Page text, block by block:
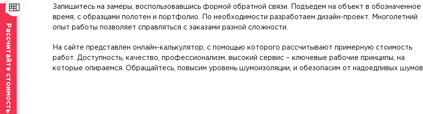
Запишитесь на замеры, воспользовавшись формой обратной связи. Подъедем на объект в обозначенное
время, с образцами полотен и портфолио. По необходимости разработаем дизайн-проект. Многолетний
опыт работы позволяет справляться с заказами разной сложности.
На сайте представлен онлайн-калькулятор, с помощью которого рассчитывают примерную стоимость
работ. Доступность, качество, профессионализм, высокий сервис – ключевые рабочие принципы, на
которые опираемся. Обращайтесь, повысим уровень шумоизоляции, и обезопасим от надоедливых шумов.
Рассчитайте стоимость